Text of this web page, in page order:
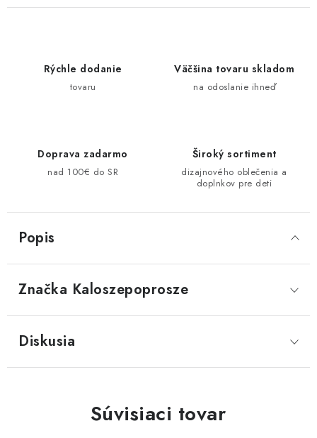
Rýchle dodanie
tovaru
Väčšina tovaru skladom
na odoslanie ihneď
Doprava zadarmo
nad 100€ do SR
Široký sortiment
dizajnového oblečenia a
doplnkov pre deti
Popis
Značka Kaloszepoprosze
Diskusia
Súvisiaci tovar